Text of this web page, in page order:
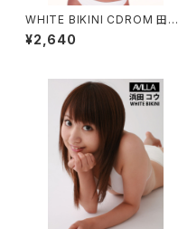
WHITE BIKINI CDROM 田辺
はるか
¥2,640